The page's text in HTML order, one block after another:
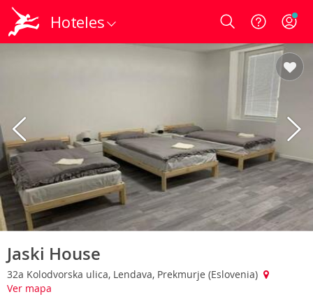
Hoteles Login
Jaski House
32a Kolodvorska ulica, Lendava, Prekmurje (Eslovenia)
Ver mapa